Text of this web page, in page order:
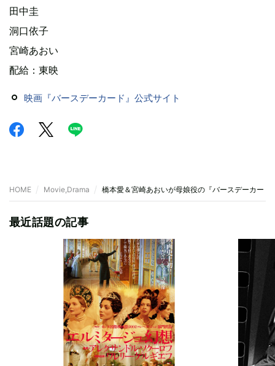
田中圭
洞口依子
宮崎あおい
配給：東映
映画『バースデーカード』公式サイト
HOME Movie,Drama 橋本愛＆宮崎あおいが母娘役の『バースデーカード
最近話題の記事